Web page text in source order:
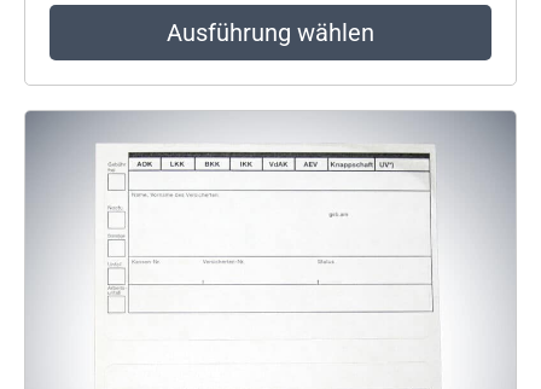
Ausführung wählen